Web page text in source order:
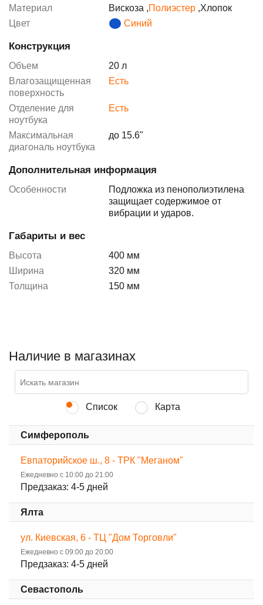
Материал
Вискоза ,Полиэстер ,Хлопок
Цвет
Синий
Конструкция
Объем
20 л
Влагозащищенная
поверхность
Есть
Отделение для
ноутбука
Есть
Максимальная
диагональ ноутбука
до 15.6"
Дополнительная информация
Особенности
Подложка из пенополиэтилена
защищает содержимое от
вибрации и ударов.
Габариты и вес
Высота
400 мм
Ширина
320 мм
Толщина
150 мм
Наличие в магазинах
Список Карта
Симферополь
Евпаторийское ш., 8 - ТРК "Меганом"
Ежедневно с 10:00 до 21:00
Предзаказ: 4-5 дней
Ялта
ул. Киевская, 6 - ТЦ "Дом Торговли"
Ежедневно с 09:00 до 20:00
Предзаказ: 4-5 дней
Севастополь